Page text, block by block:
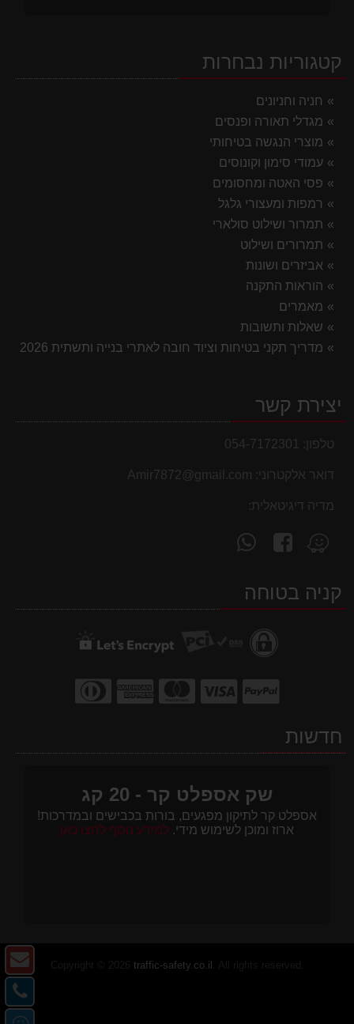
קטגוריות נבחרות
חניה וחניונים
מגדלי תאורה ופנסים
מוצרי הנגשה בטיחותי
עמודי סימון וקונוסים
פסי האטה ומחסומים
רמפות ומעצורי גלגל
תמרור ושילוט סולארי
תמרורים ושילוט
אביזרים ושונות
הוראות התקנה
מאמרים
שאלות ותשובות
מדריך תקני בטיחות וציוד חובה לאתרי בנייה ותשתית 2026
יצירת קשר
טלפון: 054-7172301
דואר אלקטרוני: Amir7872@gmail.com
מדיה דיגיטאלית:
מצא
אותנו
Waze
עקוב
אחרינו
facebookקניה בטוחה
חדשות
שק אספלט קר - 20 קג
אספלט קר לתיקון מפגעים, בורות בכבישים ובמדרכות!
ארוז ומוכן לשימוש מידי. למידע נוסף לחצו כאן
traffic-safety.co.il
-